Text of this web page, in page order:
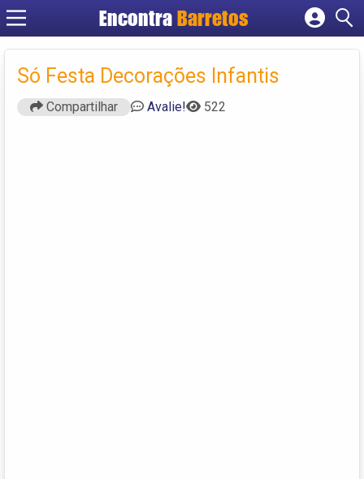
Encontra Barretos
Cadastrar empresa
Fazer login
Criar conta
Só Festa Decorações Infantis
Compartilhar Avalie! 522